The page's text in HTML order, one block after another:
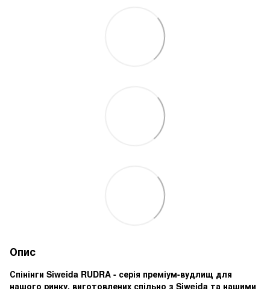
Опис
Спінінги Siweida RUDRA - серія преміум-вудлищ для
нашого ринку, виготовлених спільно з Siweida та нашими